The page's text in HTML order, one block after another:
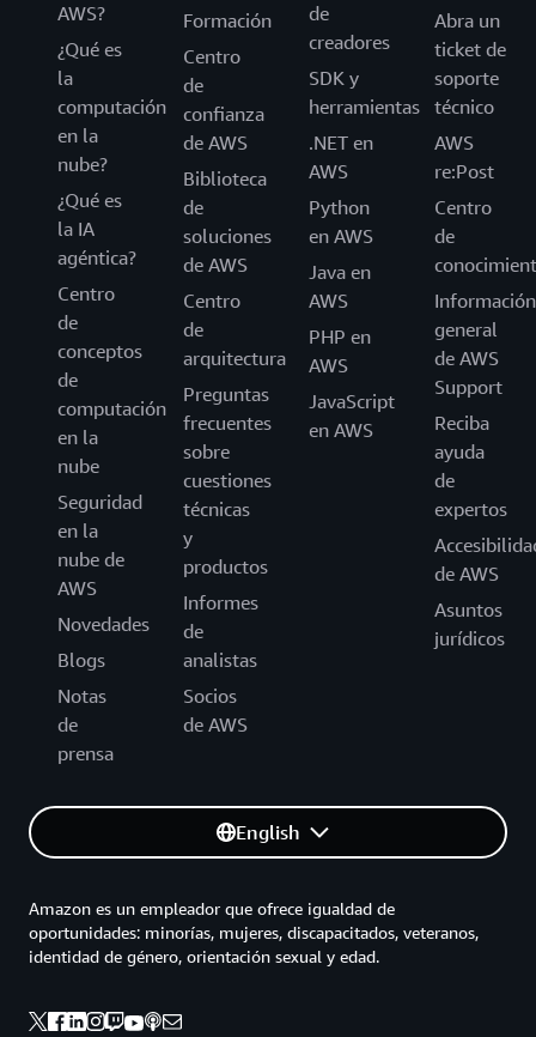
AWS?
¿Qué es
la
computación
en la
nube?
¿Qué es
la IA
agéntica?
Centro
de
conceptos
de
computación
en la
nube
Seguridad
en la
nube de
AWS
Novedades
Blogs
Notas
de
prensa
Formación
Centro
de
confianza
de AWS
Biblioteca
de
soluciones
de AWS
Centro
de
arquitectura
Preguntas
frecuentes
sobre
cuestiones
técnicas
y
productos
Informes
de
analistas
Socios
de AWS
de
creadores
SDK y
herramientas
.NET en
AWS
Python
en AWS
Java en
AWS
PHP en
AWS
JavaScript
en AWS
Abra un
ticket de
soporte
técnico
AWS
re:Post
Centro
de
Información
general
de AWS
Support
Reciba
ayuda
de
expertos
de AWS
Asuntos
jurídicos
English
Amazon es un empleador que ofrece igualdad de
oportunidades: minorías, mujeres, discapacitados, veteranos,
identidad de género, orientación sexual y edad.